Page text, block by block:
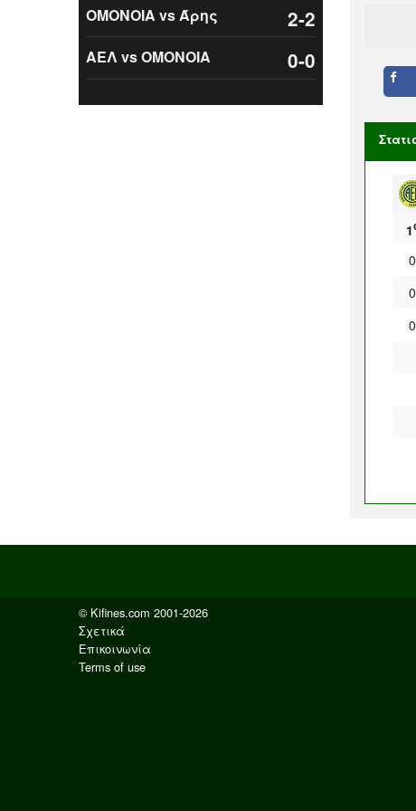
ΟΜΟΝΟΙΑ vs Άρης 2-2
ΑΕΛ vs ΟΜΟΝΟΙΑ 0-0
1
0
0
0
© Kifines.com 2001-2026
Σχετικά
Επικοινωνία
Terms of use